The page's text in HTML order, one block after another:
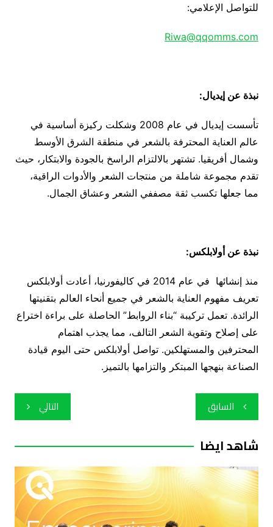
للتواصل الإعلامي:
Riwa@qqomms.com
نبذة عن إيديال:
تأسست إيديال في عام 2008 وشكلت ركيزة أساسية في
عالم العناية المحترفة بالشعر في منطقة الشرق الأوسط
وشمال أفريقيا. تشتهر بالالتزام الراسخ بالجودة والابتكار، حيث
تقدم مجموعة شاملة من منتجات الشعر والأدوات الراقية،
مما جعلها تكسب ثقة مصففي الشعر وعشاق الجمال.
نبذة عن أولابلكس:
منذ إنشائها في عام 2014 في كاليفورنيا، أعادت أولابلكس
تعريف مفهوم العناية بالشعر في جميع أنحاء العالم بتقنيتها
الرائدة. تعمل تركيبة “بناء الروابط” الحاصلة على براءة اختراع
على إصلاح وتقوية الشعر التالف، مما يجذب اهتمام
المحترفين والمستهلكين. تواصل أولابلكس حتى اليوم قيادة
الصناعة بنهجها المبتكر والتزامها بالتميز.
تصفّح
المقالات
السابق التالي
شاهد ايضا